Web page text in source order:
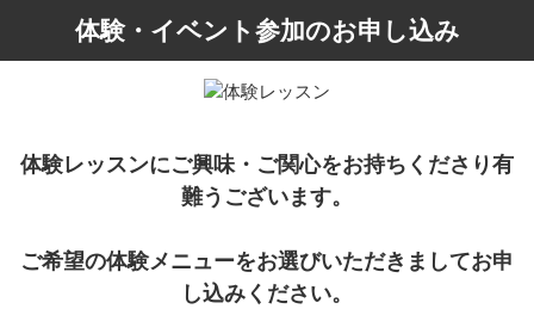
体験・イベント参加のお申し込み
体験レッスンにご興味・ご関心をお持ちくださり有
難うございます。
ご希望の体験メニューをお選びいただきましてお申
し込みください。